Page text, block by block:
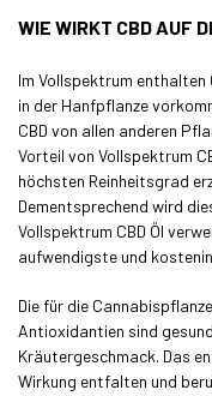
WIE WIRKT CBD AUF
Im Vollspektrum enthalten
in der Hanfpflanze
CBD von allen anderen
Vorteil von Vollspektrum
höchsten Reinheitsgrad
Dementsprechend wird
Vollspektrum CBD Öl
aufwendigste und
Die für die
Antioxidantien sind
Kräutergeschmack. Das
Wirkung entfalten und